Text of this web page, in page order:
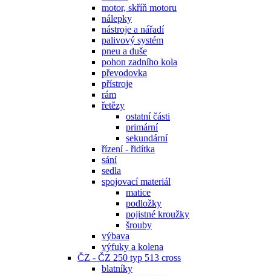
motor, skříň motoru
nálepky
nástroje a nářadí
palivový systém
pneu a duše
pohon zadního kola
převodovka
přístroje
rám
řetězy
ostatní části
primární
sekundární
řízení - řidítka
sání
sedla
spojovací materiál
matice
podložky
pojistné kroužky
šrouby
výbava
výfuky a kolena
ČZ - ČZ 250 typ 513 cross
blatníky